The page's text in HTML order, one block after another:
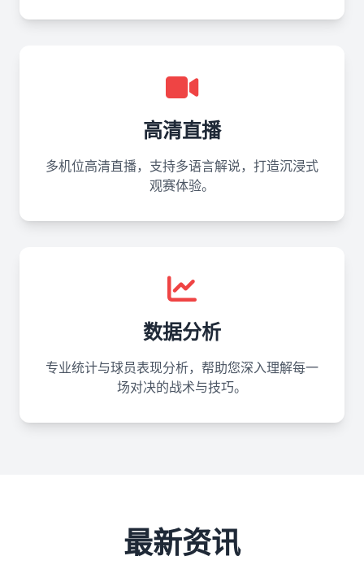
高清直播
多机位高清直播，支持多语言解说，打造沉浸式
观赛体验。
数据分析
专业统计与球员表现分析，帮助您深入理解每一
场对决的战术与技巧。
最新资讯